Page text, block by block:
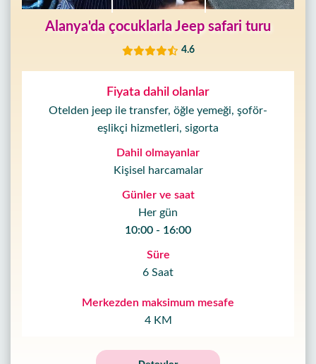
yorumları
Alanya'da çocuklarla Jeep safari turu
4.6
Fiyata dahil olanlar
Otelden jeep ile transfer, öğle yemeği, şoför-
eşlikçi hizmetleri, sigorta
Dahil olmayanlar
Kişisel harcamalar
Günler ve saat
Her gün
10:00 - 16:00
Süre
6 Saat
Merkezden maksimum mesafe
4 KM